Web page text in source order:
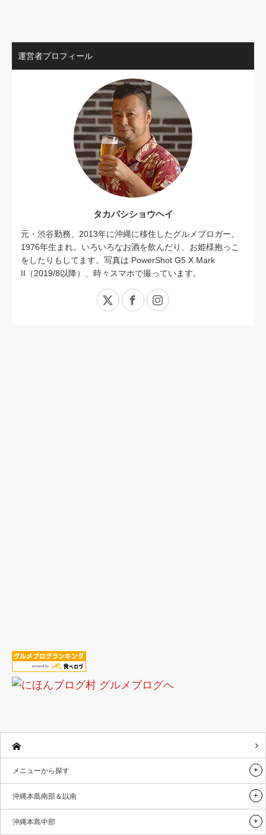
運営者プロフィール
タカバシショウヘイ
元・渋谷勤務、2013年に沖縄に移住したグルメブロガー。
1976年生まれ。いろいろなお酒を飲んだり、お姫様抱っこ
をしたりもしてます。写真は PowerShot G5 X Mark
II（2019/8以降）、時々スマホで撮っています。
X FacebookInstagram
メニューから探す
沖縄本島南部＆以南
沖縄本島中部